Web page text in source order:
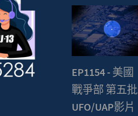
EP1154 - 美國
戰爭部 第五批
UFO/UAP影片